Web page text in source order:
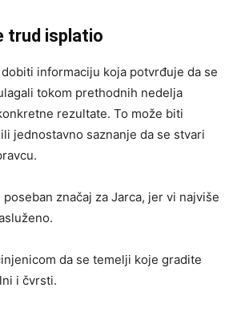
trud isplatio
informaciju koja potvrđuje da se
tokom prethodnih nedelja
rezultate. To može biti
jednostavno saznanje da se stvari
značaj za Jarca, jer vi najviše
da se temelji koje gradite
i čvrsti.